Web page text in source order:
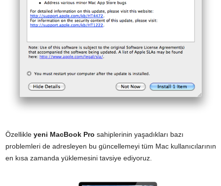
Özellikle yeni MacBook Pro sahiplerinin yaşadıkları bazı
problemleri de adresleyen bu güncellemeyi tüm Mac kullanıcılarının
en kısa zamanda yüklemesini tavsiye ediyoruz.